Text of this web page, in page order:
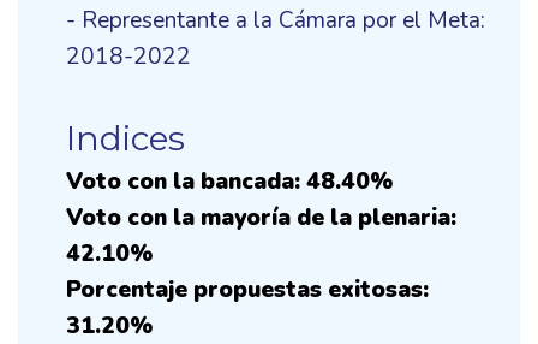
- Representante a la Cámara por el Meta:
2018-2022
Indices
Voto con la bancada: 48.40%
Voto con la mayoría de la plenaria:
42.10%
Porcentaje propuestas exitosas:
31.20%